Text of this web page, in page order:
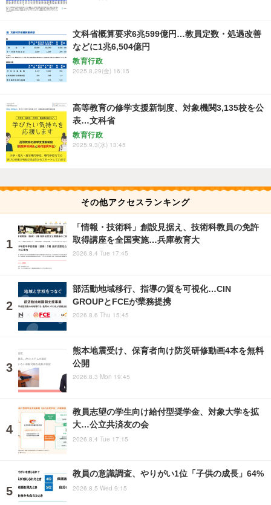
文科省概算要求6兆599億円…教員定数・処遇改善
などに1兆6,504億円
教育行政
2025.8.29(金) 16:15
高等教育の修学支援新制度、対象機関3,135校を公
表…文科省
教育行政
2025.9.3(水) 13:45
その他アクセスランキング
「情報・技術科」創設見据え、技術科教員の免許
取得講座を全国実施…兵庫教育大
2026.8.4 Tue 17:45
部活動地域移行、指導の質を可視化…CIN
GROUPとFCEが業務提携
2026.8.6 Thu 15:45
熊本地震受け、保育者向け防災研修動画4本を無料
公開
2026.8.3 Mon 19:45
教員志望の学生向け給付型奨学金、対象大学を拡
大…公立共済友の会
2026.8.4 Tue 17:15
教員の意識調査、やりがい1位「子供の成長」64%
2026.8.5 Wed 9:15